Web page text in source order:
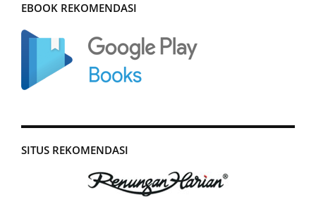
EBOOK REKOMENDASI
SITUS REKOMENDASI